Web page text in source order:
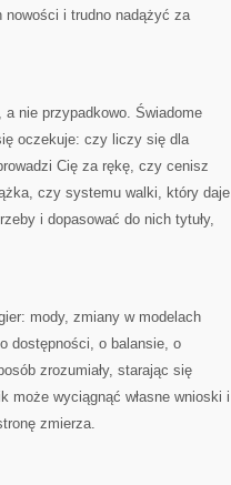
nowości i trudno nadążyć za
nie przypadkowo. Świadome
oczekuje: czy liczy się dla
Cię za rękę, czy cenisz
czy systemu walki, który daje
i dopasować do nich tytuły,
mody, zmiany w modelach
dostępności, o balansie, o
zrozumiały, starając się
może wyciągnąć własne wnioski i
zmierza.